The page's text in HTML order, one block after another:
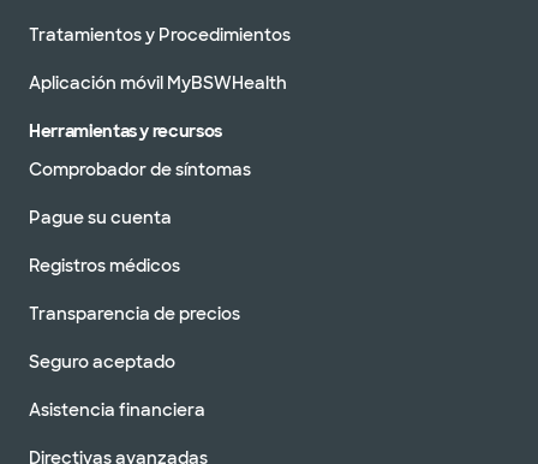
Tratamientos y Procedimientos
Aplicación móvil MyBSWHealth
Herramientas y recursos
Comprobador de síntomas
Pague su cuenta
Registros médicos
Transparencia de precios
Seguro aceptado
Asistencia financiera
Directivas avanzadas